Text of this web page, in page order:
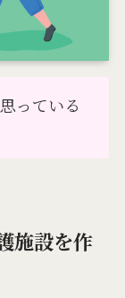
っている
施設を作